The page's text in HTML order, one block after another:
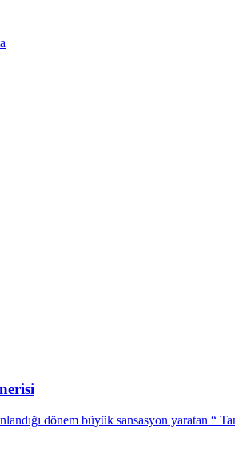
dönem büyük sansasyon yaratan “